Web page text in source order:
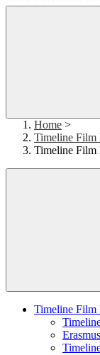
Home >
Timeline Film
Timeline Film
Timeline Film